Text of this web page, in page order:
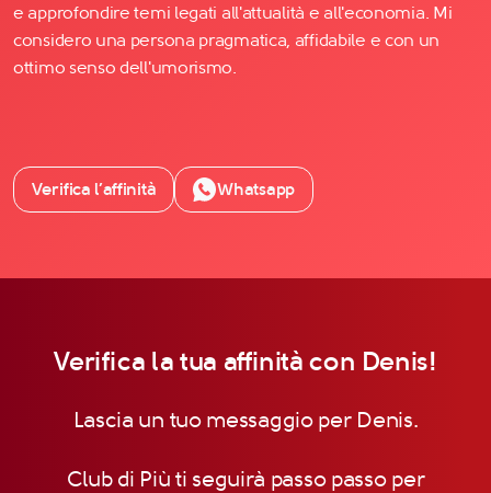
e approfondire temi legati all'attualità e all'economia. Mi
considero una persona pragmatica, affidabile e con un
ottimo senso dell'umorismo.
Verifica l’affinità Whatsapp
Verifica la tua affinità con Denis!
Lascia un tuo messaggio per Denis.
Club di Più ti seguirà passo passo per